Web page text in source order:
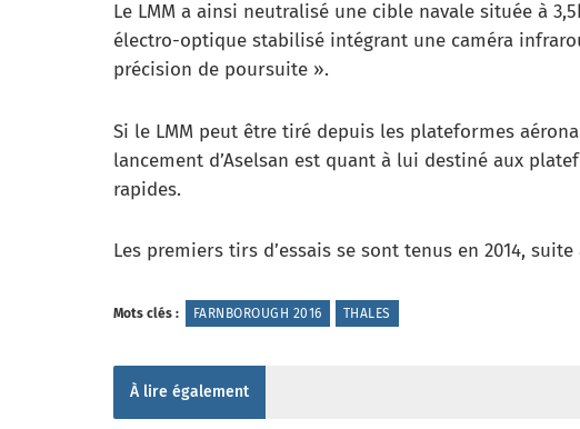
Le LMM a ainsi neutralisé une cible navale située à
électro-optique stabilisé intégrant une caméra
précision de poursuite ».
Si le LMM peut être tiré depuis les plateformes
lancement d’Aselsan est quant à lui destiné aux
rapides.
Les premiers tirs d’essais se sont tenus en 2014,
Mots clés : FARNBOROUGH 2016 THALES
À lire également